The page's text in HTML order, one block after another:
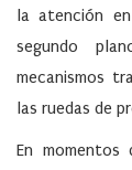
la atención
segundo
mecanismos
las ruedas de
En